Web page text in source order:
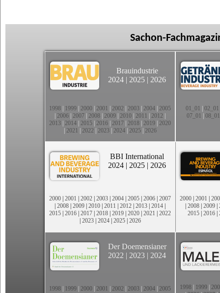
Sachon-
Brauindustrie
2024 | 2025 | 2026
1998 1999 2000 2001 2002 2003 2004 2005
2006 2007 2008 2009 2010 2011 2012
2013 2014 2015 2016 2017 2018 2019 2020
2021 2022 2023| 2024| 2025| 2026
01_01 02_01
07_01
08_01
BBI International
2024 | 2025 | 2026
2000 | 2001 | 2002 | 2003 | 2004 | 2005 | 2006 | 2007
| 2008 | 2009 | 2010 | 2011 | 2012 | 2013 | 2014 |
2015 | 2016 | 2017 | 2018 | 2019 | 2020 | 2021 | 2022
| 2023| 2024| 2025| 2026
2000 | 2001 |
| 2008 | 2009 |
2015 | 2016 |
Der Doemensianer
2022 | 2023 | 2024
1998 1999 2000 2001 2002 2003 2004 2005
1998 1999